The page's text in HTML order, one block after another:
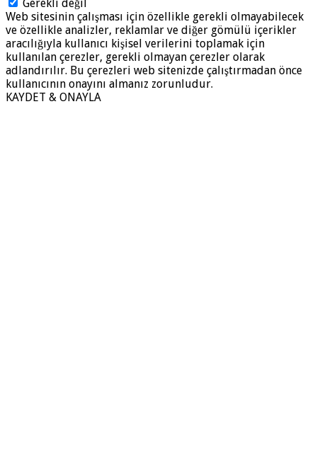
Gerekli değil
Web sitesinin çalışması için özellikle gerekli olmayabilecek
ve özellikle analizler, reklamlar ve diğer gömülü içerikler
aracılığıyla kullanıcı kişisel verilerini toplamak için
kullanılan çerezler, gerekli olmayan çerezler olarak
adlandırılır. Bu çerezleri web sitenizde çalıştırmadan önce
kullanıcının onayını almanız zorunludur.
KAYDET & ONAYLA